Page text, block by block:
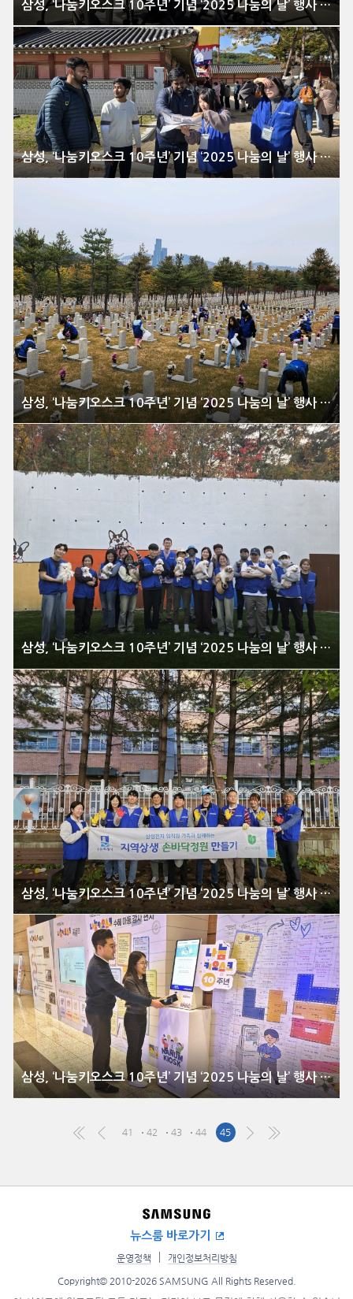
삼성, ‘나눔키오스크 10주년’ 기념 ‘2025 나눔의 날’ 행사 개최
삼성, ‘나눔키오스크 10주년’ 기념 ‘2025 나눔의 날’ 행사 개최
삼성, ‘나눔키오스크 10주년’ 기념 ‘2025 나눔의 날’ 행사 개최
삼성, ‘나눔키오스크 10주년’ 기념 ‘2025 나눔의 날’ 행사 개최
삼성, ‘나눔키오스크 10주년’ 기념 ‘2025 나눔의 날’ 행사 개최
삼성, ‘나눔키오스크 10주년’ 기념 ‘2025 나눔의 날’ 행사 개최
41 42 43 44 45
뉴스룸 바로가기
운영정책 개인정보처리방침
Copyright© 2010-2026 SAMSUNG All Rights Reserved.